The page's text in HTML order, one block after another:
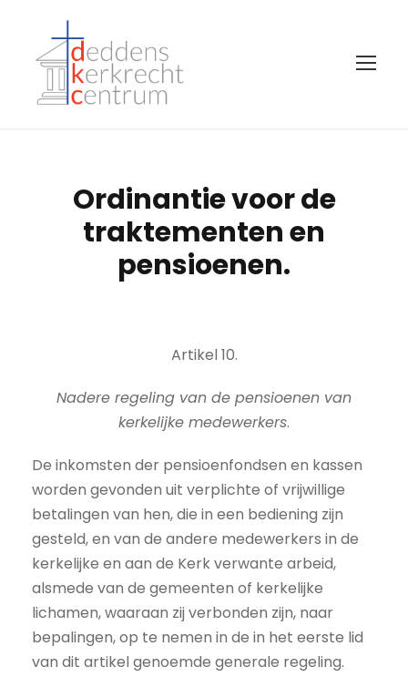
Ordinantie voor de
traktementen en
pensioenen.
Artikel 10.
Nadere regeling van de pensioenen van
kerkelijke medewerkers.
De inkomsten der pensioenfondsen en kassen
worden gevonden uit verplichte of vrijwillige
betalingen van hen, die in een bediening zijn
gesteld, en van de andere medewerkers in de
kerkelijke en aan de Kerk verwante arbeid,
alsmede van de gemeenten of kerkelijke
lichamen, waaraan zij verbonden zijn, naar
bepalingen, op te nemen in de in het eerste lid
van dit artikel genoemde generale regeling.